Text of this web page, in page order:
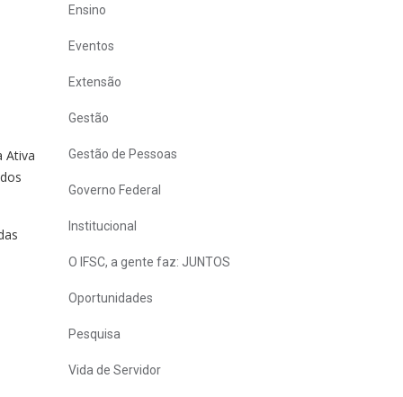
Ativa
Ensino
Eventos
Extensão
Gestão
Gestão de Pessoas
Governo Federal
Institucional
O IFSC, a gente faz: JUNTOS
Oportunidades
Pesquisa
Vida de Servidor